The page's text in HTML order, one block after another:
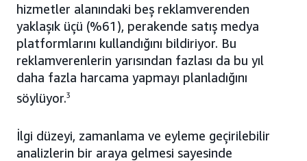
hizmetler alanındaki beş reklamverenden
yaklaşık üçü (%61), perakende satış medya
platformlarını kullandığını bildiriyor. Bu
reklamverenlerin yarısından fazlası da bu yıl
daha fazla harcama yapmayı planladığını
söylüyor.3
İlgi düzeyi, zamanlama ve eyleme geçirilebilir
analizlerin bir araya gelmesi sayesinde